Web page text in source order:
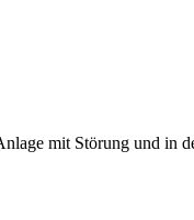
mit Störung und in